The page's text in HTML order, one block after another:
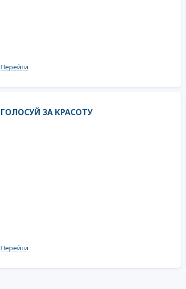
Перейти
ГОЛОСУЙ ЗА КРАСОТУ
Перейти